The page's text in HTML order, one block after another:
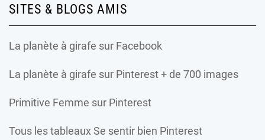
SITES & BLOGS AMIS
La planète à girafe sur Facebook
La planète à girafe sur Pinterest + de 700 images
Primitive Femme sur Pinterest
Tous les tableaux Se sentir bien Pinterest